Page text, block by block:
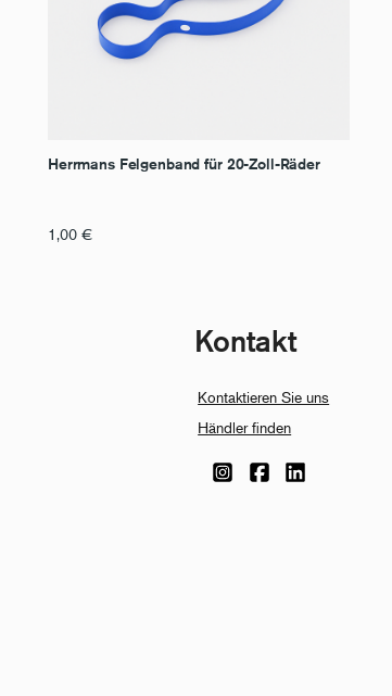
Herrmans Felgenband für 20-Zoll-Räder
1,00 €
Kontakt
Kontaktieren Sie uns
Händler finden